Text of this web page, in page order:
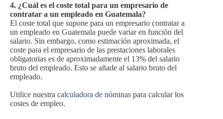
4. ¿Cuál es el coste total para un empresario de
contratar a un empleado en Guatemala?
El coste total que supone para un empresario contratar a
un empleado en Guatemala puede variar en función del
salario. Sin embargo, como estimación aproximada, el
coste para el empresario de las prestaciones laborales
obligatorias es de aproximadamente el 13% del salario
bruto del empleado. Esto se añade al salario bruto del
empleado.
Utilice nuestra calculadora de nóminas para calcular los
costes de empleo.